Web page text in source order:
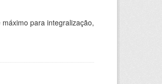
para integralização,